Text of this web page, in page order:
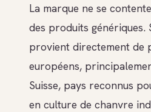
La marque ne se
des produits génériques.
provient directement de
européens,
Suisse, pays reconnus
en culture de chanvre